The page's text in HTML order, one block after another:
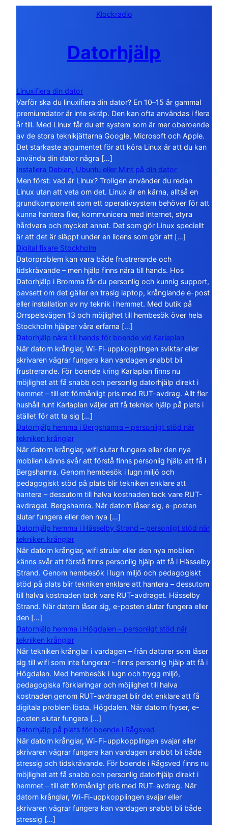
Klockradio
Datorhjälp
Linuxifiera din dator
Varför ska du linuxifiera din dator? En 10–15 år gammal
premiumdator är inte skräp. Den kan ofta användas i flera
år till. Med Linux får du ett system som är mer oberoende
av de stora teknikjättarna Google, Microsoft och Apple.
Det starkaste argumentet för att köra Linux är att du kan
använda din dator några […]
Installera Debian, Ubuntu eller Mint på din dator
Men först: vad är Linux? Troligen använder du redan
Linux utan att veta om det. Linux är en kärna, alltså en
grundkomponent som ett operativsystem behöver för att
kunna hantera filer, kommunicera med internet, styra
hårdvara och mycket annat. Det som gör Linux speciellt
är att det är släppt under en licens som gör att […]
Digital fixare Stockholm
Datorproblem kan vara både frustrerande och
tidskrävande – men hjälp finns nära till hands. Hos
Datorhjälp i Bromma får du personlig och kunnig support,
oavsett om det gäller en trasig laptop, krånglande e-post
eller installation av ny teknik i hemmet. Med butik på
Orrspelsvägen 13 och möjlighet till hembesök över hela
Stockholm hjälper våra erfarna […]
Datorhjälp nära till hands för boende vid Karlaplan
När datorn krånglar, Wi-Fi-uppkopplingen sviktar eller
skrivaren vägrar fungera kan vardagen snabbt bli
frustrerande. För boende kring Karlaplan finns nu
möjlighet att få snabb och personlig datorhjälp direkt i
hemmet – till ett förmånligt pris med RUT-avdrag. Allt fler
hushåll runt Karlaplan väljer att få teknisk hjälp på plats i
stället för att ta sig […]
Datorhjälp hemma i Bergshamra – personligt stöd när
tekniken krånglar
När datorn krånglar, wifi slutar fungera eller den nya
mobilen känns svår att förstå finns personlig hjälp att få i
Bergshamra. Genom hembesök i lugn miljö och
pedagogiskt stöd på plats blir tekniken enklare att
hantera – dessutom till halva kostnaden tack vare RUT-
avdraget. Bergshamra. När datorn låser sig, e-posten
slutar fungera eller den nya […]
Datorhjälp hemma i Hässelby Strand – personligt stöd när
tekniken krånglar
När datorn krånglar, wifi strular eller den nya mobilen
känns svår att förstå finns personlig hjälp att få i Hässelby
Strand. Genom hembesök i lugn miljö och pedagogiskt
stöd på plats blir tekniken enklare att hantera – dessutom
till halva kostnaden tack vare RUT-avdraget. Hässelby
Strand. När datorn låser sig, e-posten slutar fungera eller
den […]
Datorhjälp hemma i Högdalen – personligt stöd när
tekniken krånglar
När tekniken krånglar i vardagen – från datorer som låser
sig till wifi som inte fungerar – finns personlig hjälp att få i
Högdalen. Med hembesök i lugn och trygg miljö,
pedagogiska förklaringar och möjlighet till halva
kostnaden genom RUT-avdraget blir det enklare att få
digitala problem lösta. Högdalen. När datorn fryser, e-
posten slutar fungera […]
Datorhjälp på plats för boende i Rågsved
När datorn krånglar, Wi-Fi-uppkopplingen svajar eller
skrivaren vägrar fungera kan vardagen snabbt bli både
stressig och tidskrävande. För boende i Rågsved finns nu
möjlighet att få snabb och personlig datorhjälp direkt i
hemmet – till ett förmånligt pris med RUT-avdrag. När
datorn krånglar, Wi-Fi-uppkopplingen svajar eller
skrivaren vägrar fungera kan vardagen snabbt bli både
stressig […]